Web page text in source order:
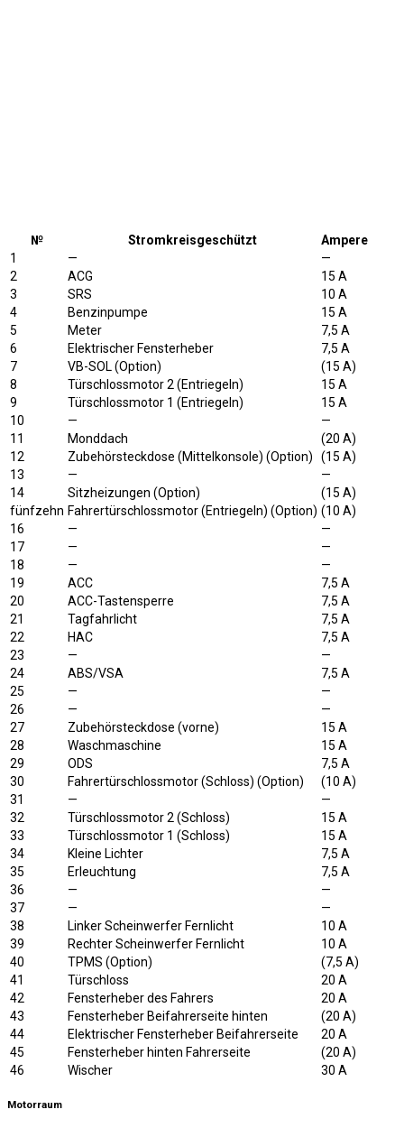
№ Stromkreisgeschützt
Ampere
1
—
—
2
ACG
15 A
3
SRS
10 A
4
Benzinpumpe
15 A
5
Meter
7,5 A
6
Elektrischer Fensterheber
7,5 A
7
VB-SOL (Option)
(15 A)
8
Türschlossmotor 2 (Entriegeln)
15 A
9
Türschlossmotor 1 (Entriegeln)
15 A
10
—
—
11
Monddach
(20 A)
12
Zubehörsteckdose (Mittelkonsole) (Option)
(15 A)
13
—
—
14
Sitzheizungen (Option)
(15 A)
fünfzehn Fahrertürschlossmotor (Entriegeln) (Option) (10 A)
16
—
—
17
—
—
18
—
—
19
ACC
7,5 A
20
ACC-Tastensperre
7,5 A
21
Tagfahrlicht
7,5 A
22
HAC
7,5 A
23
—
—
24
ABS/VSA
7,5 A
25
—
—
26
—
—
27
Zubehörsteckdose (vorne)
15 A
28
Waschmaschine
15 A
29
ODS
7,5 A
30
Fahrertürschlossmotor (Schloss) (Option)
(10 A)
31
—
—
32
Türschlossmotor 2 (Schloss)
15 A
33
Türschlossmotor 1 (Schloss)
15 A
34
Kleine Lichter
7,5 A
35
Erleuchtung
7,5 A
36
—
—
37
—
—
38
Linker Scheinwerfer Fernlicht
10 A
39
Rechter Scheinwerfer Fernlicht
10 A
40
TPMS (Option)
(7,5 A)
41
Türschloss
20 A
42
Fensterheber des Fahrers
20 A
43
Fensterheber Beifahrerseite hinten
(20 A)
44
Elektrischer Fensterheber Beifahrerseite
20 A
45
Fensterheber hinten Fahrerseite
(20 A)
46
Wischer 30 A
Motorraum